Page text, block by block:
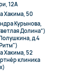
12А
Хакима, 50
Курынова,
Долина“)
д.4
Хакима, 52
клиника